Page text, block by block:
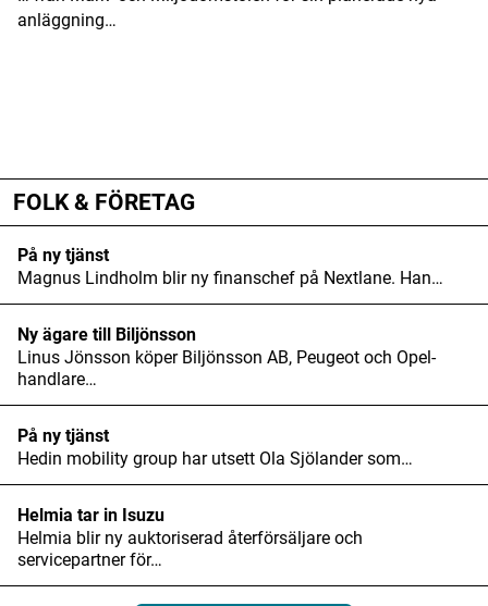
anläggning…
FOLK & FÖRETAG
På ny tjänst
Magnus Lindholm blir ny finanschef på Nextlane. Han…
Ny ägare till Biljönsson
Linus Jönsson köper Biljönsson AB, Peugeot och Opel-
handlare…
På ny tjänst
Hedin mobility group har utsett Ola Sjölander som…
Helmia tar in Isuzu
Helmia blir ny auktoriserad återförsäljare och
servicepartner för…